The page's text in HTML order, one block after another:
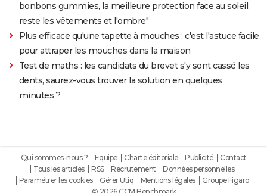
bonbons gummies, la meilleure protection face au soleil
reste les vêtements et l'ombre"
Plus efficace qu'une tapette à mouches : c'est l'astuce facile
pour attraper les mouches dans la maison
Test de maths : les candidats du brevet s'y sont cassé les
dents, saurez-vous trouver la solution en quelques
minutes ?
Qui sommes-nous ? Equipe Charte éditoriale Publicité
Contact
Tous les articles
RSS Recrutement
Données personnelles
Paramétrer les cookies
Gérer Utiq Mentions légales
Groupe Figaro